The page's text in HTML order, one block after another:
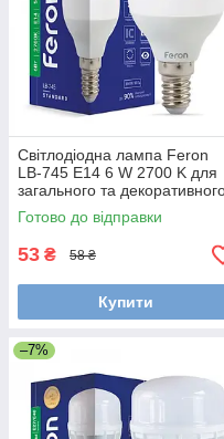
Світлодіодна лампа Feron
LB-745 E14 6 W 2700 K для
загального та
освітлення
Готово до відправки
53 ₴ 58 ₴
Купити
–7%